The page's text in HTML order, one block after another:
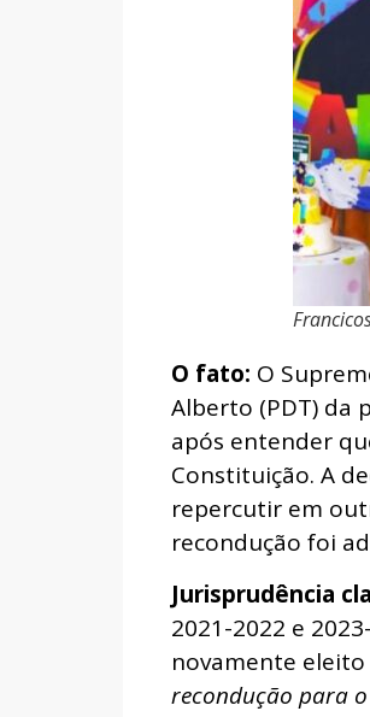
O fato: O
Alberto (PDT) da
após entender
Constituição. A
repercutir em
recondução foi
Jurisprudência
2021-2022 e
novamente
recondução para